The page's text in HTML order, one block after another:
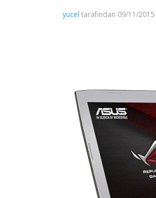
yucel tarafından 09/11/2015